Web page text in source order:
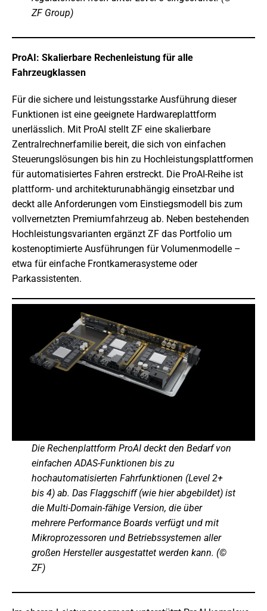
ZF Group)
ProAI: Skalierbare Rechenleistung für alle
Fahrzeugklassen
Für die sichere und leistungsstarke Ausführung dieser
Funktionen ist eine geeignete Hardwareplattform
unerlässlich. Mit ProAI stellt ZF eine skalierbare
Zentralrechnerfamilie bereit, die sich von einfachen
Steuerungslösungen bis hin zu Hochleistungsplattformen
für automatisiertes Fahren erstreckt. Die ProAI-Reihe ist
plattform- und architekturunabhängig einsetzbar und
deckt alle Anforderungen vom Einstiegsmodell bis zum
vollvernetzten Premiumfahrzeug ab. Neben bestehenden
Hochleistungsvarianten ergänzt ZF das Portfolio um
kostenoptimierte Ausführungen für Volumenmodelle –
etwa für einfache Frontkamerasysteme oder
Parkassistenten.
Die Rechenplattform ProAI deckt den Bedarf von
einfachen ADAS-Funktionen bis zu
hochautomatisierten Fahrfunktionen (Level 2+
bis 4) ab. Das Flaggschiff (wie hier abgebildet) ist
die Multi-Domain-fähige Version, die über
mehrere Performance Boards verfügt und mit
Mikroprozessoren und Betriebssystemen aller
großen Hersteller ausgestattet werden kann. (©
ZF)